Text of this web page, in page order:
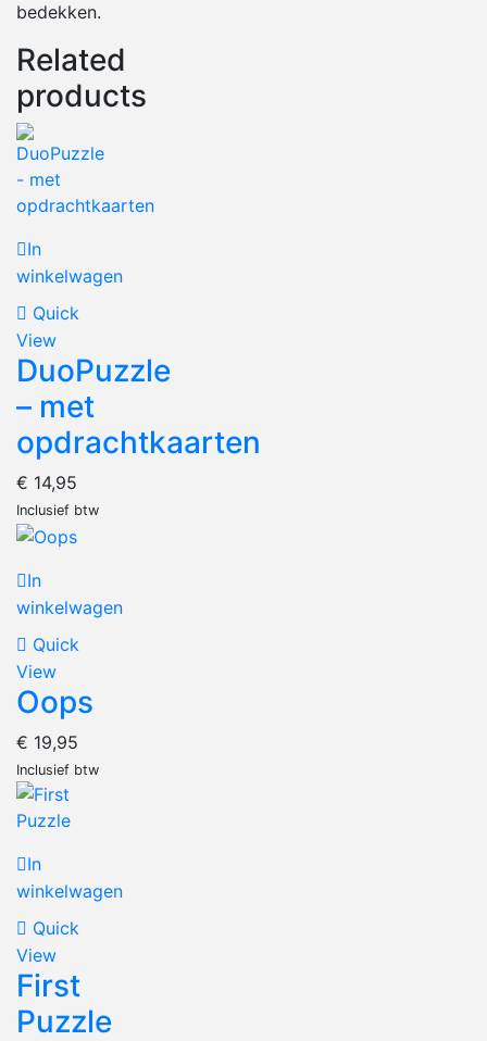
bedekken.
Related
products
In
winkelwagen
Quick
View
DuoPuzzle
– met
opdrachtkaarten
€ 14,95
Inclusief btw
In
winkelwagen
Quick
View
Oops
€ 19,95
Inclusief btw
In
winkelwagen
Quick
View
First
Puzzle